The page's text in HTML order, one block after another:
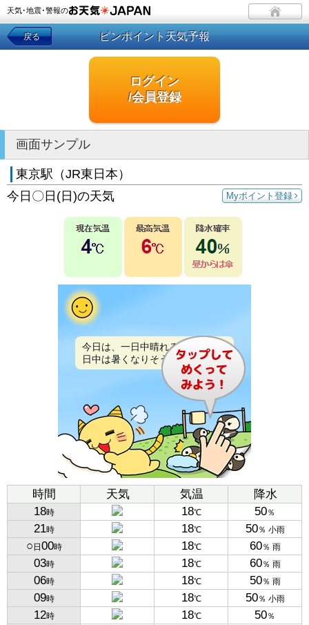
天気･地震･警報の
戻る ピンポイント天気予報
ログイン
/会員登録
画面サンプル
東京駅（JR東日本）
Myポイント登録
今日〇日(日)の天気
今日は、一日中晴れるでしょう。
日中は暑くなりそうです。
時間 天気 気温
降水
18時 18℃ 50％
21時 18℃ 50％ 小雨
○ 日 00時 18℃ 60％ 雨
03時 18℃ 60％ 雨
06時 18℃ 50％ 雨
09時 18℃ 50％ 小雨
12時 18℃ 50％